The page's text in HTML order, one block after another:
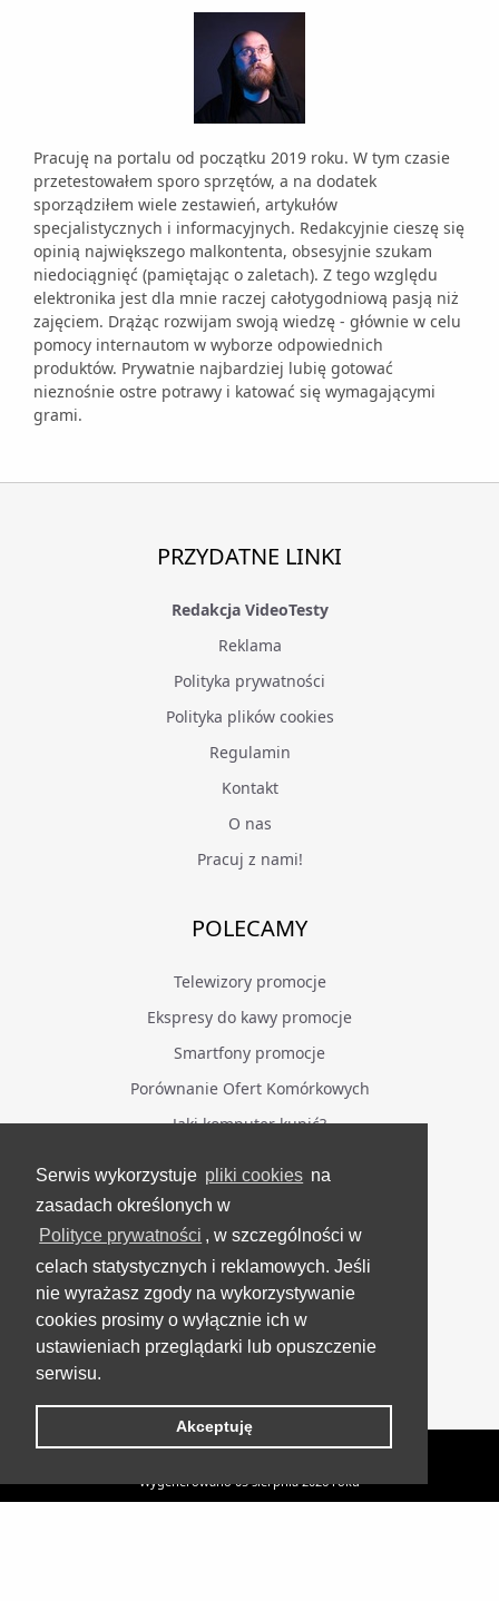
Serwis wykorzystuje pliki cookies na
zasadach określonych w
Polityce prywatności , w szczególności w
celach statystycznych i reklamowych. Jeśli
nie wyrażasz zgody na wykorzystywanie
cookies prosimy o wyłącznie ich w
ustawieniach przeglądarki lub opuszczenie
serwisu.
Akceptuję
Pracuję na portalu od początku 2019 roku. W tym czasie
przetestowałem sporo sprzętów, a na dodatek
sporządziłem wiele zestawień, artykułów
specjalistycznych i informacyjnych. Redakcyjnie cieszę się
opinią największego malkontenta, obsesyjnie szukam
niedociągnięć (pamiętając o zaletach). Z tego względu
elektronika jest dla mnie raczej całotygodniową pasją niż
zajęciem. Drążąc rozwijam swoją wiedzę - głównie w celu
pomocy internautom w wyborze odpowiednich
produktów. Prywatnie najbardziej lubię gotować
nieznośnie ostre potrawy i katować się wymagającymi
grami.
PRZYDATNE LINKI
Redakcja VideoTesty
Reklama
Polityka prywatności
Polityka plików cookies
Regulamin
Kontakt
O nas
Pracuj z nami!
POLECAMY
Telewizory promocje
Ekspresy do kawy promocje
Smartfony promocje
Porównanie Ofert Komórkowych
Jaki komputer kupić?
BĄDŹ NA BIEŻĄCO
Facebook
Grupa Testerzy Videotestów
YouTube
Twitter
VideoTesty.pl Wszelkie prawa zastrzeżone
Wygenerowano 05 sierpnia 2026 roku